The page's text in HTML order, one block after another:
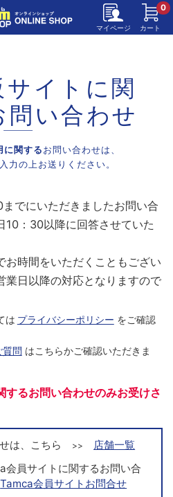
マイページ カート
0
サイトに関
問い合わせ
に関する お問い合わせは、
力の上お送りください。
でにいただきましたお問い合
10：30以降に回答させていた
お時間をいただくこともござい
業日以降の対応となりますので
は プライバシーポリシー をご確認
問 はこちらかご確認いただきま
するお問い合わせのみお受けさ
は、こちら >>
店舗一覧
員サイトに関するお問い合
Tamca会員サイトお問合せ